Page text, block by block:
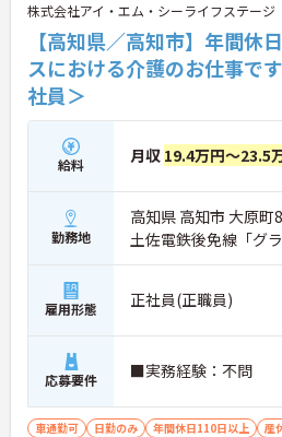
株式会社アイ・エム・シーライフステージ
【高知県／高知市】年間
スにおける介護のお仕事で
社員＞
給料 月収 19.4万円～23.5
勤務地
高知県 高知市 大原町
土佐電鉄後免線「グ
雇用形態 正社員(正職員)
応募要件 ■実務経験：不問
車通勤可 日勤のみ 年間休日110日以上
産